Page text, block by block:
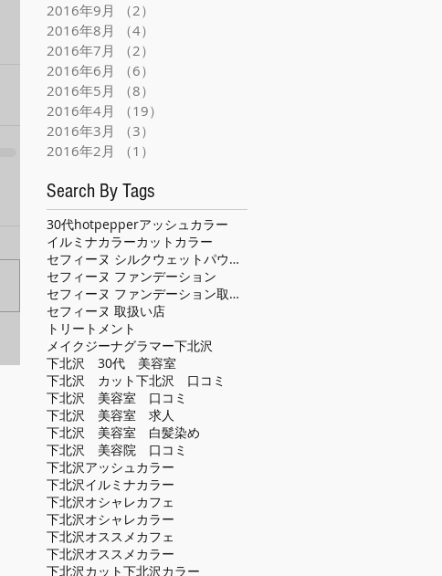
2016年9月
（2）
2016年8月
（4）
2016年7月
（2）
2016年6月
（6）
2016年5月
（8）
2016年4月
（19）
2016年3月
（3）
2016年2月
（1）
Search By Tags
30代hotpepperアッシュカラー
イルミナカラーカット カラー
セフィーヌ シルクウェットパウダー
セフィーヌ ファンデーション
セフィーヌ ファンデーション取扱い店
セフィーヌ 取扱い店
トリートメント
メイクジーナグラマー下北沢
下北沢 30代 美容室
下北沢 カット下北沢 口コミ
下北沢 美容室 口コミ
下北沢 美容室 求人
下北沢 美容室 白髪染め
下北沢 美容院 口コミ
下北沢アッシュカラー
下北沢イルミナカラー
下北沢オシャレカフェ
下北沢オシャレカラー
下北沢オススメカフェ
下北沢オススメカラー
下北沢カット下北沢カラー